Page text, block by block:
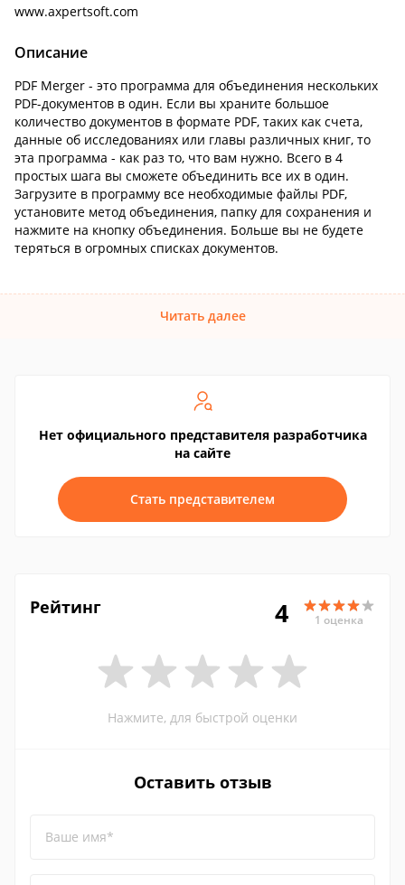
www.axpertsoft.com
Описание
PDF Merger - это программа для объединения нескольких
PDF-документов в один. Если вы храните большое
количество документов в формате PDF, таких как счета,
данные об исследованиях или главы различных книг, то
эта программа - как раз то, что вам нужно. Всего в 4
простых шага вы сможете объединить все их в один.
Загрузите в программу все необходимые файлы PDF,
установите метод объединения, папку для сохранения и
нажмите на кнопку объединения. Больше вы не будете
теряться в огромных списках документов.
Читать далее
Нет официального представителя разработчика
на сайте
Стать представителем
Рейтинг 4 1 оценка
Нажмите, для быстрой оценки
Оставить отзыв
Ваше имя*